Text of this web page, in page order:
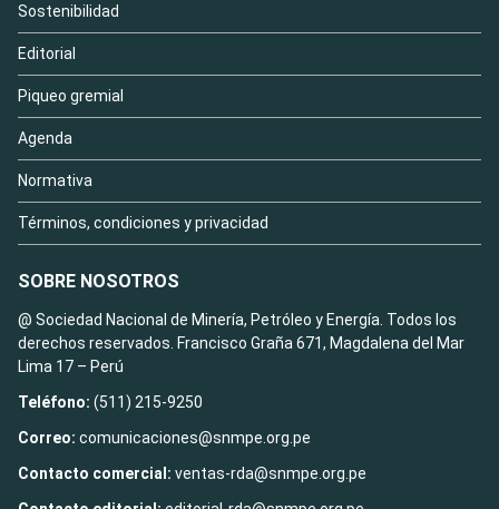
Sostenibilidad
Editorial
Piqueo gremial
Agenda
Normativa
Términos, condiciones y privacidad
SOBRE NOSOTROS
@ Sociedad Nacional de Minería, Petróleo y Energía. Todos los
derechos reservados. Francisco Graña 671, Magdalena del Mar
Lima 17 – Perú
Teléfono: (511) 215-9250
Correo: comunicaciones@snmpe.org.pe
Contacto comercial: ventas-rda@snmpe.org.pe